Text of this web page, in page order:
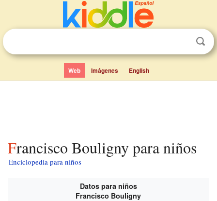
Web Imágenes English
Francisco Bouligny para niños
Enciclopedia para niños
Datos para niños
Francisco Bouligny